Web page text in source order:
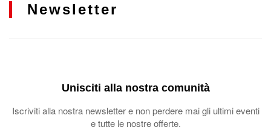
Newsletter
Unisciti alla nostra comunità
Iscriviti alla nostra newsletter e non perdere mai gli ultimi eventi
e tutte le nostre offerte.